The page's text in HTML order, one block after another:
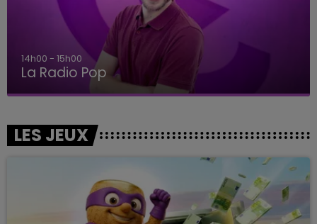
15h00 - 19h00
Le Club Champagne FM
LES JEUX